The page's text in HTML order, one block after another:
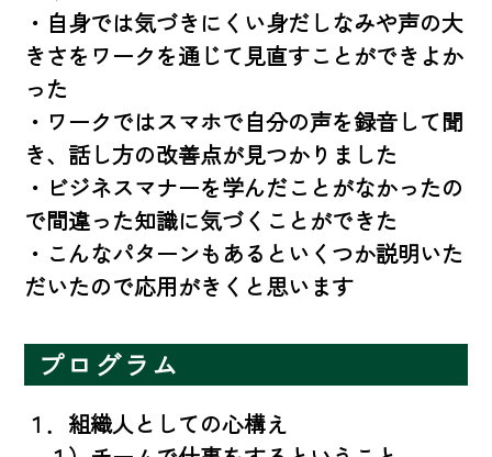
・自身では気づきにくい身だしなみや声の大
きさをワークを通じて見直すことができよか
った
・ワークではスマホで自分の声を録音して聞
き、話し方の改善点が見つかりました
・ビジネスマナーを学んだことがなかったの
で間違った知識に気づくことができた
・こんなパターンもあるといくつか説明いた
だいたので応用がきくと思います
プログラム
１．組織人としての心構え